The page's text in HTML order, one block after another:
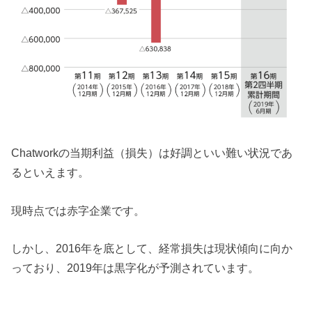
Chatworkの当期利益（損失）は好調といい難い状況であ
るといえます。
現時点では赤字企業です。
しかし、2016年を底として、経常損失は現状傾向に向か
っており、2019年は黒字化が予測されています。